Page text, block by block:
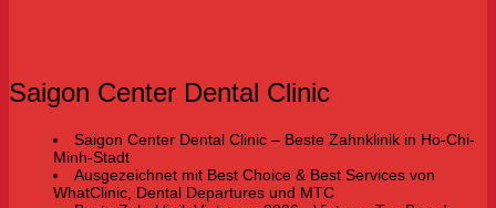
Saigon Center Dental Clinic
Saigon Center Dental Clinic – Beste Zahnklinik in Ho-Chi-
Minh-Stadt
Ausgezeichnet mit Best Choice & Best Services von
WhatClinic, Dental Departures und MTC